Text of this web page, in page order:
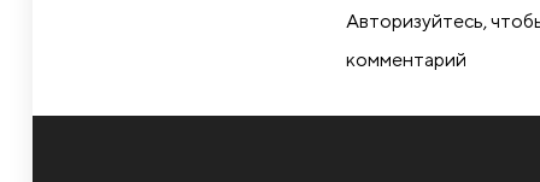
Авторизуйтесь,
комментарий